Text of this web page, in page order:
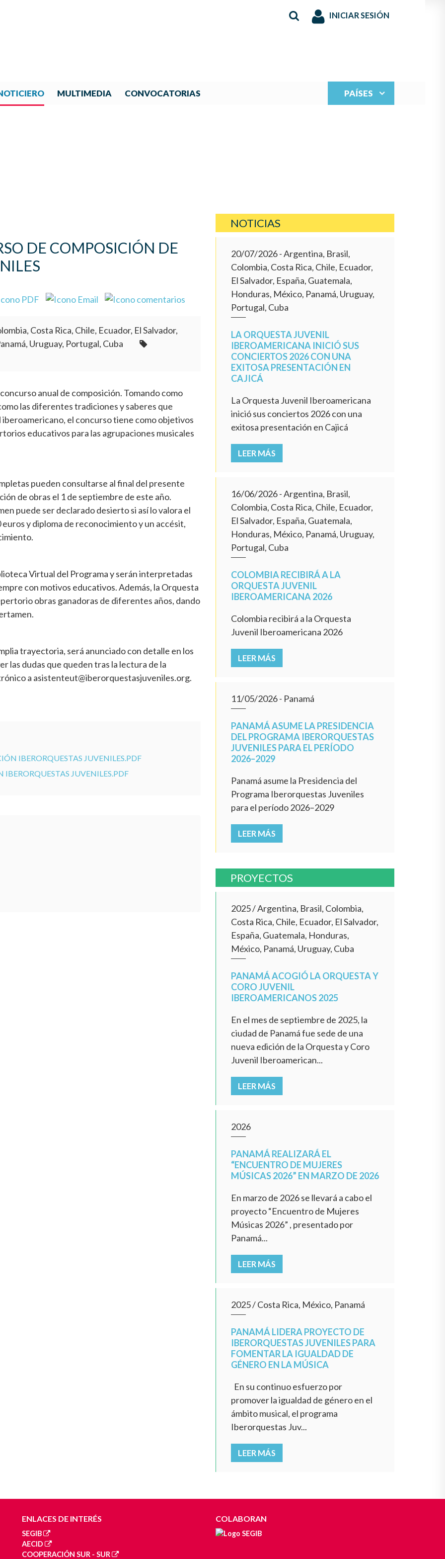
INICIAR SESIÓN
MULTIMEDIA CONVOCATORIAS PAÍSES
DE COMPOSICIÓN DE
Costa Rica, Chile, Ecuador, El Salvador,
Uruguay, Portugal, Cuba
anual de composición. Tomando como
las diferentes tradiciones y saberes que
el concurso tiene como objetivos
educativos para las agrupaciones musicales
pueden consultarse al final del presente
de obras el 1 de septiembre de este año.
puede ser declarado desierto si así lo valora el
y diploma de reconocimiento y un accésit,
Virtual del Programa y serán interpretadas
con motivos educativos. Además, la Orquesta
obras ganadoras de diferentes años, dando
trayectoria, será anunciado con detalle en los
las dudas que queden tras la lectura de la
a asistenteut@iberorquestasjuveniles.org.
IBERORQUESTAS JUVENILES.PDF
JUVENILES.PDF
NOTICIAS
20/07/2026- Argentina, Brasil,
Colombia, Costa Rica, Chile, Ecuador,
El Salvador, España, Guatemala,
Honduras, México, Panamá, Uruguay,
Portugal, Cuba
LA ORQUESTA JUVENIL
IBEROAMERICANA INICIÓ SUS
CONCIERTOS 2026 CON UNA
EXITOSA PRESENTACIÓN EN
CAJICÁ
La Orquesta Juvenil Iberoamericana
inició sus conciertos 2026 con una
exitosa presentación en Cajicá
LEER MÁS
16/06/2026- Argentina, Brasil,
Colombia, Costa Rica, Chile, Ecuador,
El Salvador, España, Guatemala,
Honduras, México, Panamá, Uruguay,
Portugal, Cuba
COLOMBIA RECIBIRÁ A LA
ORQUESTA JUVENIL
IBEROAMERICANA 2026
Colombia recibirá a la Orquesta
Juvenil Iberoamericana 2026
LEER MÁS
11/05/2026- Panamá
PANAMÁ ASUME LA PRESIDENCIA
DEL PROGRAMA IBERORQUESTAS
JUVENILES PARA EL PERÍODO
2026–2029
Panamá asume la Presidencia del
Programa Iberorquestas Juveniles
para el período 2026–2029
LEER MÁS
PROYECTOS
2025/Argentina, Brasil, Colombia,
Costa Rica, Chile, Ecuador, El Salvador,
España, Guatemala, Honduras,
México, Panamá, Uruguay, Cuba
PANAMÁ ACOGIÓ LA ORQUESTA Y
CORO JUVENIL
IBEROAMERICANOS 2025
En el mes de septiembre de 2025, la
ciudad de Panamá fue sede de una
nueva edición de la Orquesta y Coro
Juvenil Iberoamerican...
LEER MÁS
2026
PANAMÁ REALIZARÁ EL
“ENCUENTRO DE MUJERES
MÚSICAS 2026” EN MARZO DE 2026
En marzo de 2026 se llevará a cabo el
proyecto “Encuentro de Mujeres
Músicas 2026” , presentado por
Panamá...
LEER MÁS
2025/Costa Rica, México, Panamá
PANAMÁ LIDERA PROYECTO DE
IBERORQUESTAS JUVENILES PARA
FOMENTAR LA IGUALDAD DE
GÉNERO EN LA MÚSICA
En su continuo esfuerzo por
promover la igualdad de género en el
ámbito musical, el programa
Iberorquestas Juv...
LEER MÁS
ENLACES DE INTERÉS
SEGIB
AECID
COOPERACIÓN SUR - SUR
COLABORAN